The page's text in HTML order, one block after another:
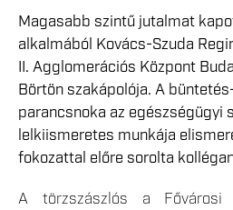
Magasabb szintű jutalmat
alkalmából Kovács-Szuda
II. Agglomerációs Központ
Börtön szakápolója. A
parancsnoka az egészségügyi
lelkiismeretes munkája
fokozattal előre sorolta
A törzszászlós a Fővárosi